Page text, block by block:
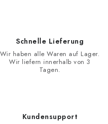
Schnelle Lieferung
Wir haben alle Waren auf Lager.
Wir liefern innerhalb von 3
Tagen.
Kundensupport